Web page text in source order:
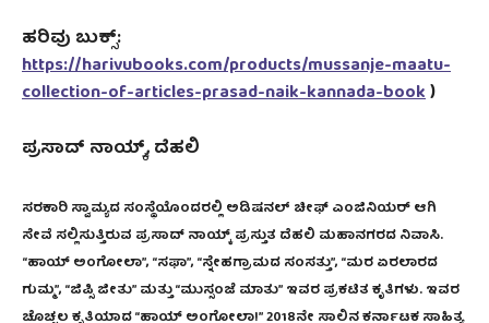
ಹರಿವು ಬುಕ್ಸ್:
https://harivubooks.com/products/mussanje-maatu-
collection-of-articles-prasad-naik-kannada-book)
ಪ್ರಸಾದ್‌ ನಾಯ್ಕ್‌, ದೆಹಲಿ
ಸರಕಾರಿ ಸ್ವಾಮ್ಯದ ಸಂಸ್ಥೆಯೊಂದರಲ್ಲಿ ಅಡಿಷನಲ್ ಚೀಫ್ ಎಂಜಿನಿಯರ್ ಆಗಿ
ಸೇವೆ ಸಲ್ಲಿಸುತ್ತಿರುವ ಪ್ರಸಾದ್ ನಾಯ್ಕ್ ಪ್ರಸ್ತುತ ದೆಹಲಿ ಮಹಾನಗರದ ನಿವಾಸಿ.
“ಹಾಯ್ ಅಂಗೋಲಾ”, “ಸಫಾ”, “ಸ್ನೇಹಗ್ರಾಮದ ಸಂಸತ್ತು”, “ಮರ ಏರಲಾರದ
ಗುಮ್ಮ”, “ಜಿಪ್ಸಿ ಜೀತು” ಮತ್ತು “ಮುಸ್ಸಂಜೆ ಮಾತು” ಇವರ ಪ್ರಕಟಿತ ಕೃತಿಗಳು. ಇವರ
ಚೊಚ್ಚಲ ಕೃತಿಯಾದ “ಹಾಯ್ ಅಂಗೋಲಾ!” 2018ನೇ ಸಾಲಿನ ಕರ್ನಾಟಕ ಸಾಹಿತ್ಯ